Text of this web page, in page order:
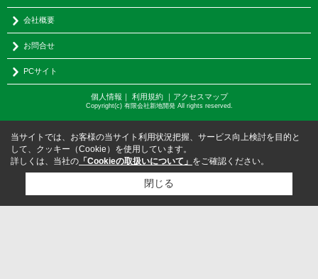
会社概要
お問合せ
PCサイト
個人情報 利用規約｜ アクセスマップ
Copyright(c) 有限会社新地開発 All rights reserved.
当サイトでは、お客様の当サイト利用状況把握、サービス向上検討を目的と
して、クッキー（Cookie）を使用しています。
詳しくは、当社の 「Cookieの取扱いについて」 をご確認ください。
閉じる